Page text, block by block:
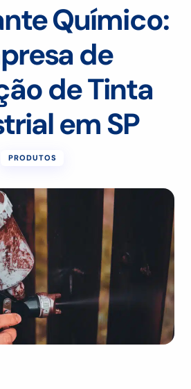
Químico:
de
de Tinta
em SP
PRODUTOS